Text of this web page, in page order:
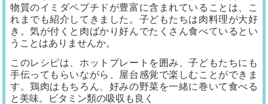
物質のイミダペプチドが豊富に含まれていることは、こ
れまでも紹介してきました。子どもたちは肉料理が大好
き。気が付くと肉ばかり好んでたくさん食べているとい
うことはありませんか。
このレシピは、ホットプレートを囲み、子どもたちにも
手伝ってもらいながら、屋台感覚で楽しむことができま
す。鶏肉はもちろん、好みの野菜を一緒に巻いて食べる
と美味。ビタミン類の吸収も良く